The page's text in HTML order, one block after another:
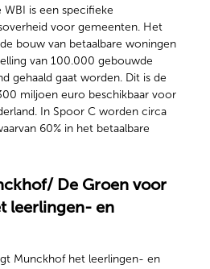
is een specifieke
voor gemeenten. Het
bouw van betaalbare woningen
van 100.000 gebouwde
gehaald gaat worden. Dit is de
miljoen euro beschikbaar voor
In Spoor C worden circa
60% in het betaalbare
De Groen voor
leerlingen- en
Munckhof het leerlingen- en